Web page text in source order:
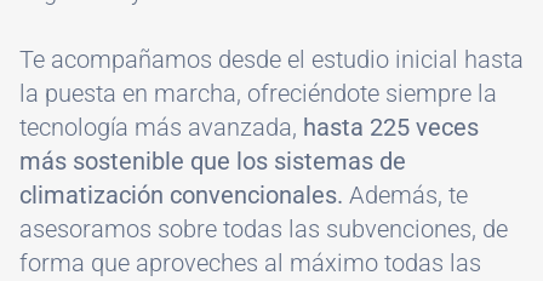
Te acompañamos desde el estudio inicial hasta
la puesta en marcha, ofreciéndote siempre la
tecnología más avanzada, hasta 225 veces
más sostenible que los sistemas de
climatización convencionales. Además, te
asesoramos sobre todas las subvenciones, de
forma que aproveches al máximo todas las